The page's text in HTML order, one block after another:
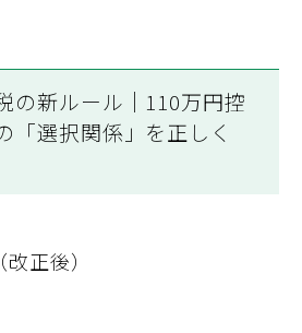
の新ルール｜110万円控
「選択関係」を正しく
正後）